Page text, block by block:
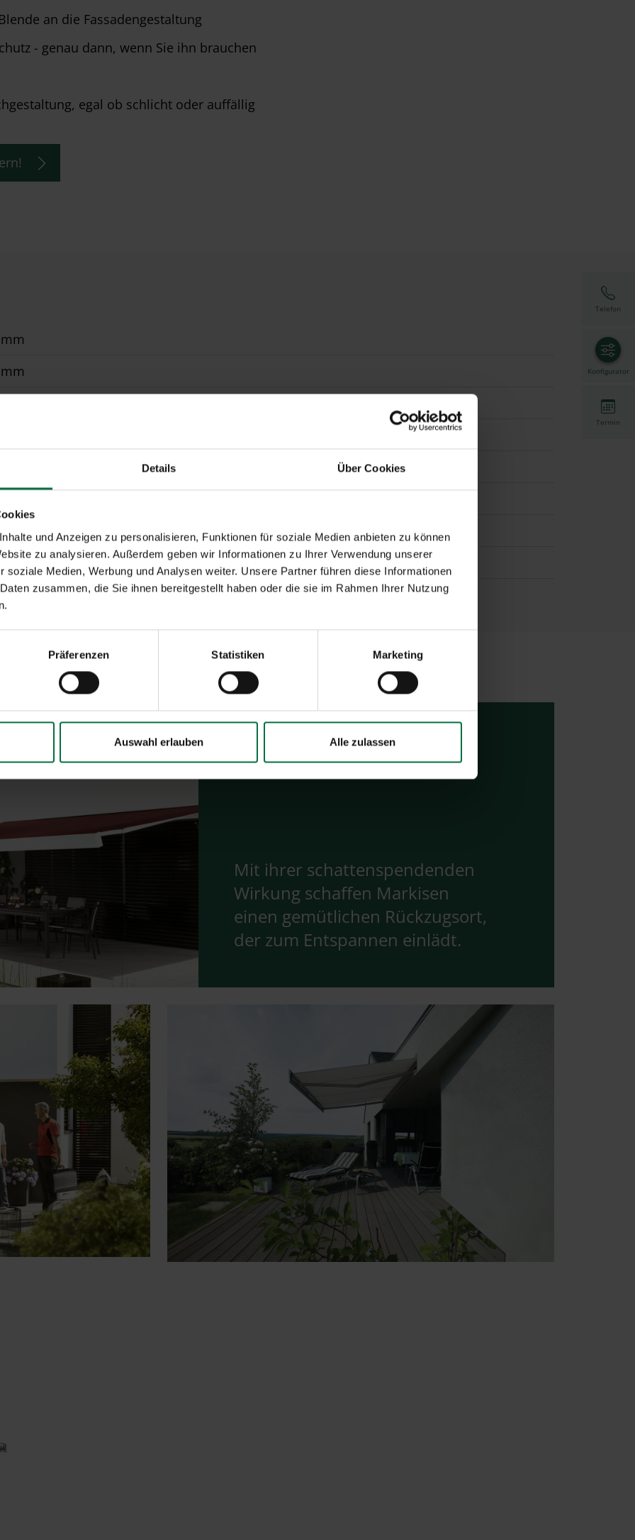
Details Über Cookies
und Anzeigen zu personalisieren, Funktionen für soziale Medien anbieten zu können
zu analysieren. Außerdem geben wir Informationen zu Ihrer Verwendung unserer
soziale Medien, Werbung und Analysen weiter. Unsere Partner führen diese Informationen
zusammen, die Sie ihnen bereitgestellt haben oder die sie im Rahmen Ihrer Nutzung
Präferenzen Statistiken Marketing
Auswahl erlauben Alle zulassen
an die Fassadengestaltung
- genau dann, wenn Sie ihn brauchen
egal ob schlicht oder auffällig
gem. WAREMA Farbwelt
Weather, Acryl Standard, Soltis 92, Starlight Blue, Twilight Pearl
Mit ihrer schattenspendenden
Wirkung schaffen Markisen
einen gemütlichen Rückzugsort,
der zum Entspannen einlädt.
Telefon
Konfigurator
Termin